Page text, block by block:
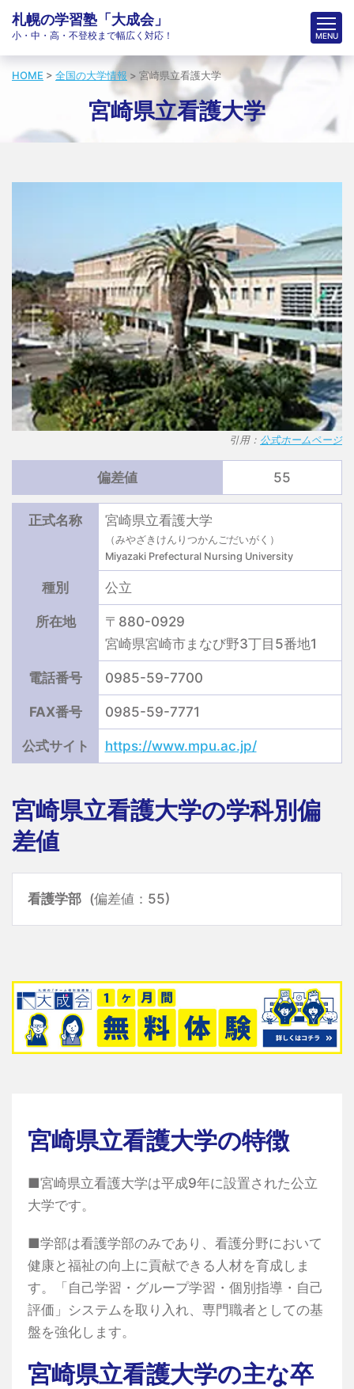
札幌の学習塾「大成会」
小・中・高・不登校まで幅広く対応！
HOME > 全国の大学情報 > 宮崎県立看護大学
宮崎県立看護大学
引用： 公式ホームページ
偏差値 55
正式名称 宮崎県立看護大学
（みやざきけんりつかんごだいがく）
Miyazaki Prefectural Nursing University
種別 公立
所在地
〒880-0929
宮崎県宮崎市まなび野3丁目5番地1
電話番号 0985-59-7700
FAX番号 0985-59-7771
公式サイト https://www.mpu.ac.jp/
宮崎県立看護大学の学科別偏
差値
看護学部 (偏差値：55)
宮崎県立看護大学の特徴
■宮崎県立看護大学は平成9年に設置された公立
大学です。
■学部は看護学部のみであり、看護分野において
健康と福祉の向上に貢献できる人材を育成しま
す。「自己学習・グループ学習・個別指導・自己
評価」システムを取り入れ、専門職者としての基
盤を強化します。
宮崎県立看護大学の主な卒